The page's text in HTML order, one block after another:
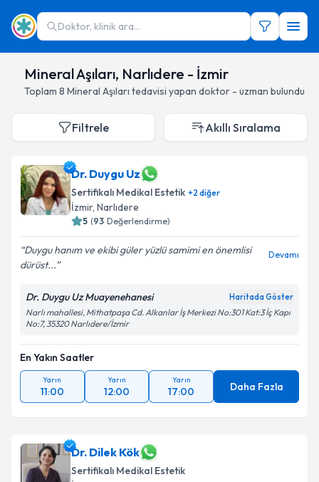
Doktor, klinik ara...
Mineral Aşıları, Narlıdere - İzmir
Toplam 8 Mineral Aşıları tedavisi yapan doktor - uzman bulundu
Filtrele Akıllı Sıralama
Dr. Duygu Uz
Sertifikalı Medikal Estetik +2 diğer
İzmir, Narlıdere
5 (93 Değerlendirme)
Duygu hanım ve ekibi güler yüzlü samimi en önemlisi
dürüst...
Devamı
Dr. Duygu Uz Muayenehanesi Haritada Göster
Narlı mahallesi, Mithatpaşa Cd. Alkanlar İş Merkezi No:301 Kat:3 İç Kapı
No:7, 35320 Narlıdere/İzmir
En Yakın Saatler
Yarın
11:00
Yarın
12:00
Yarın
17:00 Daha Fazla
Dr. Dilek Kök
Sertifikalı Medikal Estetik